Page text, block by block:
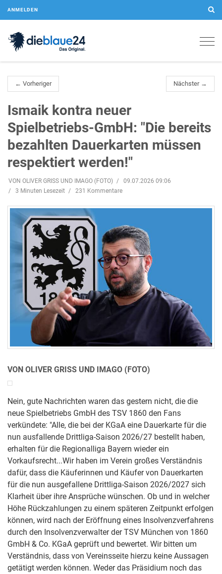
ANMELDEN
← Vorheriger Nächster →
Ismaik kontra neuer
Spielbetriebs-GmbH: "Die bereits
bezahlten Dauerkarten müssen
respektiert werden!"
VON OLIVER GRISS UND IMAGO (FOTO)
09.07.2026 09:06
3 Minuten Lesezeit
231 Kommentare
VON OLIVER GRISS UND IMAGO (FOTO)
Nein, gute Nachrichten waren das gestern nicht, die die
neue Spielbetriebs GmbH des TSV 1860 den Fans
verkündete: "Alle, die bei der KGaA eine Dauerkarte für die
nun ausfallende Drittliga-Saison 2026/27 bestellt haben,
erhalten für die Regionalliga Bayern wieder ein
Vorkaufsrecht...Wir haben im Verein großes Verständnis
dafür, dass die Käuferinnen und Käufer von Dauerkarten
für die nun ausgefallene Drittliga-Saison 2026/2027 sich
Klarheit über ihre Ansprüche wünschen. Ob und in welcher
Höhe Rückzahlungen zu einem späteren Zeitpunkt erfolgen
können, wird nach der Eröffnung eines Insolvenzverfahrens
durch den Insolvenzverwalter der TSV München von 1860
GmbH & Co. KGaA geprüft und bewertet. Wir bitten um
Verständnis, dass von Vereinsseite hierzu keine Aussagen
getätigt werden können. Weder das Präsidium noch das